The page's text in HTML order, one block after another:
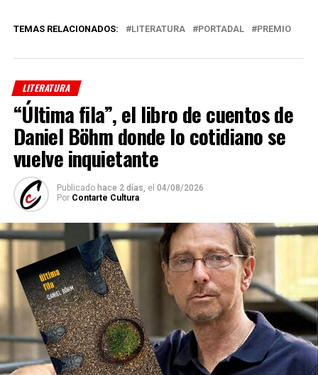
TEMAS RELACIONADOS: LITERATURA PORTADAL PREMIO
LITERATURA
“Última fila”, el libro de cuentos de
Daniel Böhm donde lo cotidiano se
vuelve inquietante
Publicado hace 2 días, el 04/08/2026
Por Contarte Cultura